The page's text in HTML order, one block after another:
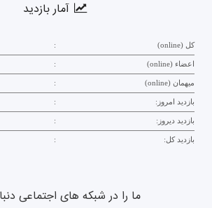
آمار بازدید
کل (online) :
اعضاء (online) :
میهمان (online) :
بازدید امروز: :
بازدید دیروز: :
بازدید کل: :
ما را در شبکه های اجتماعی